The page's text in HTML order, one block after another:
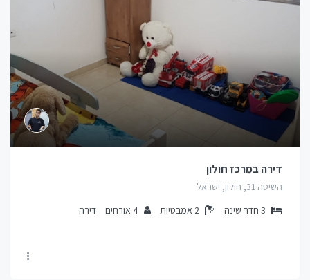
דירה במרכז חולון
השיטה 31, חולון, ישראל
3 חדר שינה 2 אמבטיות 4 אורחים דירה